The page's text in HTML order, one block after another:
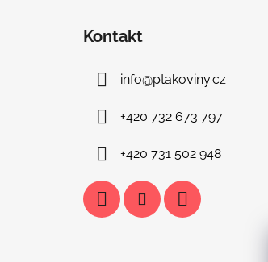
Kontakt
info@ptakoviny.cz
+420 732 673 797
+420 731 502 948